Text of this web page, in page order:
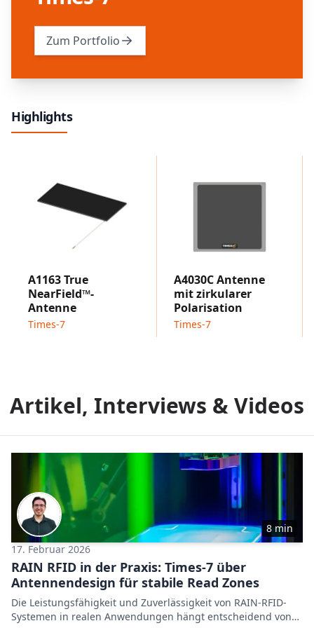
Zum Portfolio
Highlights
A1163 True
NearField™-
Antenne
Times-7
A4030C Antenne
mit zirkularer
Polarisation
Times-7
Artikel, Interviews & Videos
8 min
17. Februar 2026
RAIN RFID in der Praxis: Times-7 über
Antennendesign für stabile Read Zones
Die Leistungsfähigkeit und Zuverlässigkeit von RAIN-RFID-
Systemen in realen Anwendungen hängt entscheidend von